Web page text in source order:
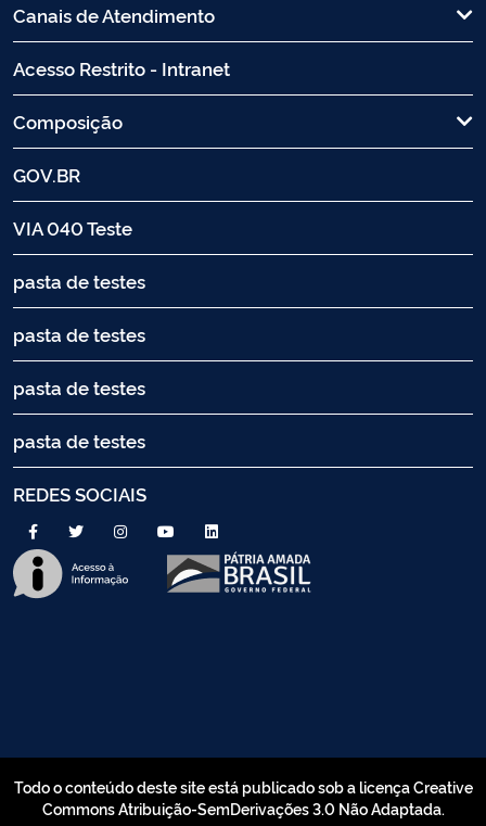
Canais de Atendimento
Acesso Restrito - Intranet
Composição
GOV.BR
VIA 040 Teste
pasta de testes
pasta de testes
pasta de testes
pasta de testes
REDES SOCIAIS
Todo o conteúdo deste site está publicado sob a licença Creative
Commons Atribuição-SemDerivações 3.0 Não Adaptada.